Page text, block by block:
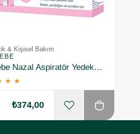
& Kişisel Bakım
Otribebe Nazal Aspiratör Yedek Uç 10 Adet 2 Adet
★ ★
₺374,00